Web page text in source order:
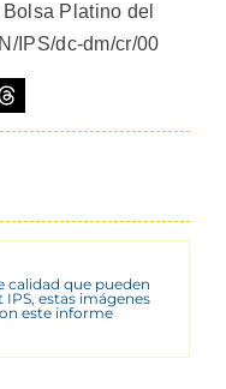
Platino del
IPS/dc-dm/cr/00
calidad que pueden
estas imágenes
este informe